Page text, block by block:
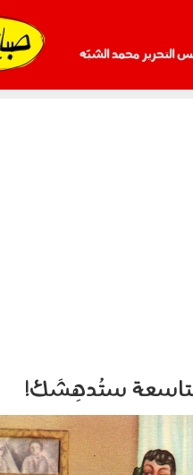
التحرير محمد الشبّه
ستُدهِشَك!